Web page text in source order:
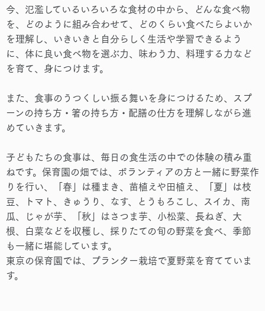
今、氾濫しているいろいろな食材の中から、どんな食べ物
を、どのように組み合わせて、どのくらい食べたらよいか
を理解し、いきいきと自分らしく生活や学習できるよう
に、体に良い食べ物を選ぶ力、味わう力、料理する力など
を育て、身につけます。
また、食事のうつくしい振る舞いを身につけるため、スプ
ーンの持ち方・箸の持ち方・配膳の仕方を理解しながら進
めていきます。
子どもたちの食事は、毎日の食生活の中での体験の積み重
ねです。保育園の畑では、ボランティアの方と一緒に野菜作
りを行い、「春」は種まき、苗植えや田植え、「夏」は枝
豆、トマト、きゅうり、なす、とうもろこし、スイカ、南
瓜、じゃが芋、「秋」はさつま芋、小松菜、長ねぎ、大
根、白菜などを収穫し、採りたての旬の野菜を食べ、季節
も一緒に堪能しています。
東京の保育園では、プランター栽培で夏野菜を育てていま
す。